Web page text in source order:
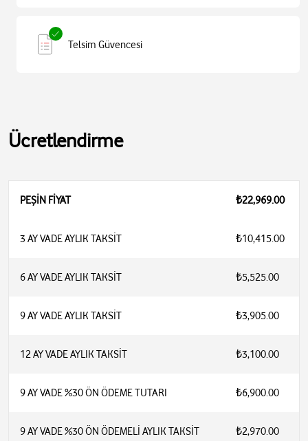
Telsim Güvencesi
Ücretlendirme
PEŞİN FİYAT ₺22,969.00
3 AY VADE AYLIK TAKSİT ₺10,415.00
6 AY VADE AYLIK TAKSİT ₺5,525.00
9 AY VADE AYLIK TAKSİT ₺3,905.00
12 AY VADE AYLIK TAKSİT ₺3,100.00
9 AY VADE %30 ÖN ÖDEME TUTARI ₺6,900.00
9 AY VADE %30 ÖN ÖDEMELİ AYLIK TAKSİT ₺2,970.00